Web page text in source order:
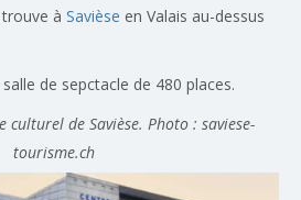
à Savièse en Valais au-dessus
de sepctacle de 480 places.
de Savièse. Photo : saviese-
tourisme.ch